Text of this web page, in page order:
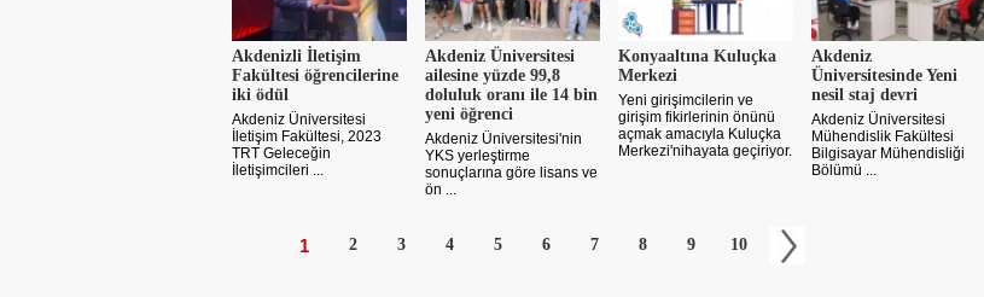
Akdenizli İletişim
Fakültesi öğrencilerine
iki ödül
Akdeniz Üniversitesi
İletişim Fakültesi, 2023
TRT Geleceğin
İletişimcileri ...
Akdeniz Üniversitesi
ailesine yüzde 99,8
doluluk oranı ile 14 bin
yeni öğrenci
Akdeniz Üniversitesi'nin
YKS yerleştirme
sonuçlarına göre lisans ve
ön ...
Konyaaltına Kuluçka
Merkezi
Yeni girişimcilerin ve
girişim fikirlerinin önünü
açmak amacıyla Kuluçka
Merkezi'nihayata geçiriyor.
Akdeniz
Üniversitesinde Yeni
nesil staj devri
Akdeniz Üniversitesi
Mühendislik Fakültesi
Bilgisayar Mühendisliği
Bölümü ...
1 2 3 4 5 6 7 8 9 10